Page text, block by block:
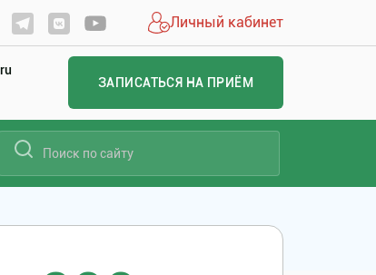
Личный кабинет
ЗАПИСАТЬСЯ НА ПРИЁМ